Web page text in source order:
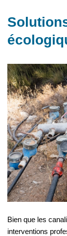
Bien que les
interventions